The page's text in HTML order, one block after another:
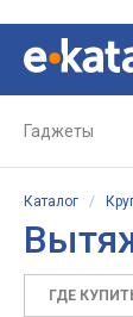
Гаджеты
Каталог /
ГДЕ